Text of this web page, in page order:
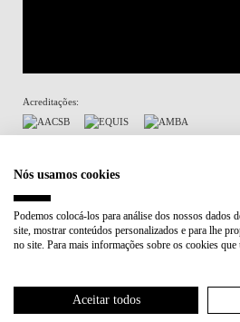
Acreditações:
Participa em:
Plano de Recuperação e Resiliência (PRR)
Política de Privacidade
Nós usamos cookies
Podemos colocá-los para análise dos nossos dados
site, mostrar conteúdos personalizados e para lhe
no site. Para mais informações sobre os cookies
Aceitar todos